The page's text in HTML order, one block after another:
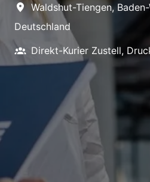
Waldshut-Tiengen,
Deutschland
Direkt-Kurier Zustell,